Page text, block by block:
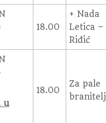
18.00
+ Nada
Letica –
Riđić
u
18.00
Za pale